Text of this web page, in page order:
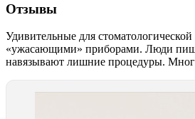
Отзывы
Удивительные для
«ужасающими» приборами. Люди
навязывают лишние процедуры.